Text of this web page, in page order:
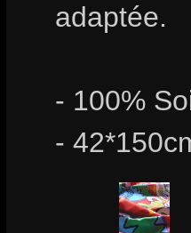
adaptée.
- 100%
-